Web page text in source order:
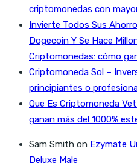
criptomonedas con
Invierte Todos Sus
Dogecoin Y Se Hace
Criptomonedas: cómo
Criptomoneda Sol –
principiantes o
Que Es Criptomoneda
ganan más del 1000%
Sam Smith on Ezymate
Deluxe Male